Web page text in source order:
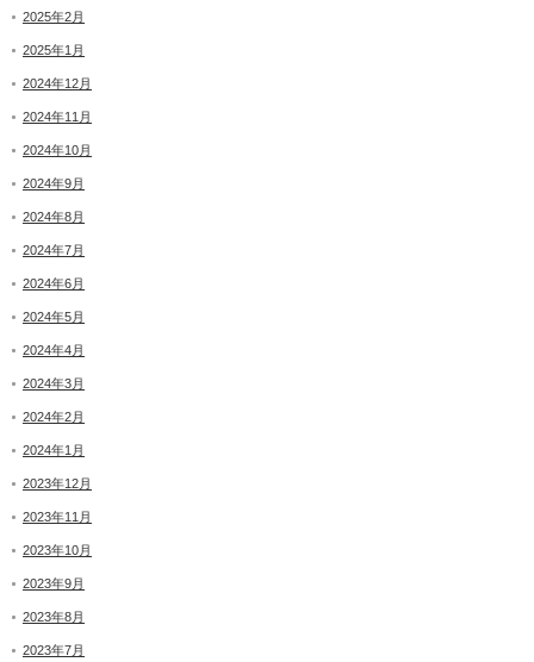
2025年2月
2025年1月
2024年12月
2024年11月
2024年10月
2024年9月
2024年8月
2024年7月
2024年6月
2024年5月
2024年4月
2024年3月
2024年2月
2024年1月
2023年12月
2023年11月
2023年10月
2023年9月
2023年8月
2023年7月